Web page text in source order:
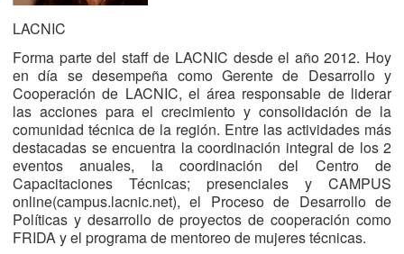
LACNIC
Forma parte del staff de LACNIC desde el año 2012. Hoy
en día se desempeña como Gerente de Desarrollo y
Cooperación de LACNIC, el área responsable de liderar
las acciones para el crecimiento y consolidación de la
comunidad técnica de la región. Entre las actividades más
destacadas se encuentra la coordinación integral de los 2
eventos anuales, la coordinación del Centro de
Capacitaciones Técnicas; presenciales y CAMPUS
online(campus.lacnic.net), el Proceso de Desarrollo de
Políticas y desarrollo de proyectos de cooperación como
FRIDA y el programa de mentoreo de mujeres técnicas.